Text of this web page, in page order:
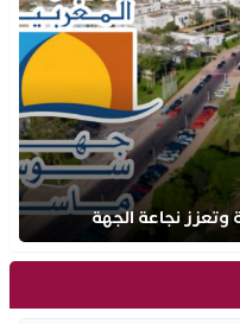
وتعزز نجاعة الجهة